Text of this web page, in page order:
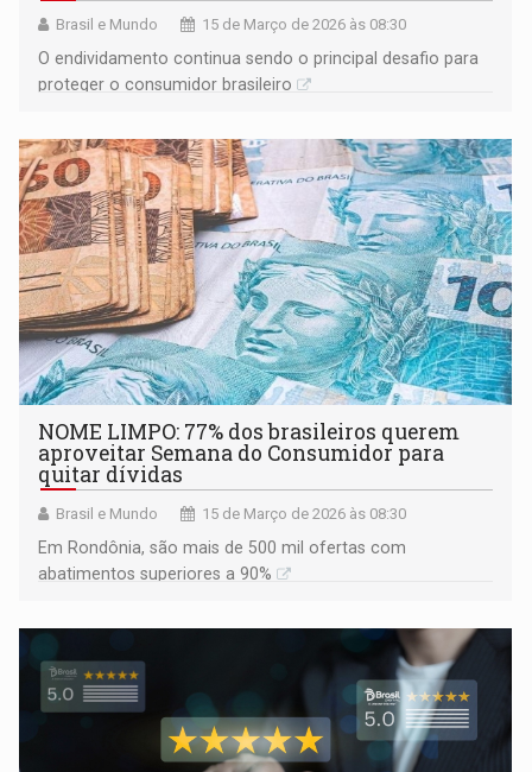
Brasil e Mundo 15 de Março de 2026 às 08:30
O endividamento continua sendo o principal desafio para
proteger o consumidor brasileiro
NOME LIMPO: 77% dos brasileiros querem
aproveitar Semana do Consumidor para
quitar dívidas
Brasil e Mundo 15 de Março de 2026 às 08:30
Em Rondônia, são mais de 500 mil ofertas com
abatimentos superiores a 90%